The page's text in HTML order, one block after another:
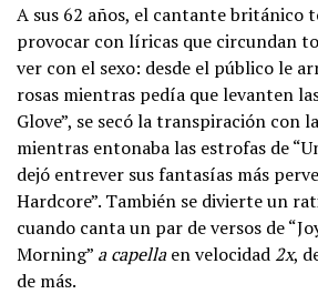
A sus 62 años, el cantante británico
provocar con líricas que circundan
ver con el sexo: desde el público le
rosas mientras pedía que levanten
Glove”, se secó la transpiración con
mientras entonaba las estrofas de
dejó entrever sus fantasías más
Hardcore”. También se divierte un
cuando canta un par de versos de
Morning” a capellaen velocidad 2x,
de más.